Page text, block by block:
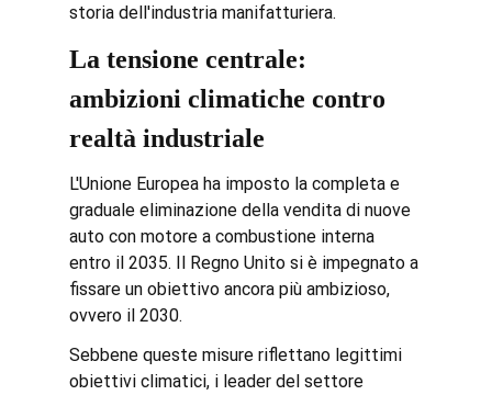
storia dell'industria manifatturiera.
La tensione centrale:
ambizioni climatiche contro
realtà industriale
L'Unione Europea ha imposto la completa e
graduale eliminazione della vendita di nuove
auto con motore a combustione interna
entro il 2035. Il Regno Unito si è impegnato a
fissare un obiettivo ancora più ambizioso,
ovvero il 2030.
Sebbene queste misure riflettano legittimi
obiettivi climatici, i leader del settore